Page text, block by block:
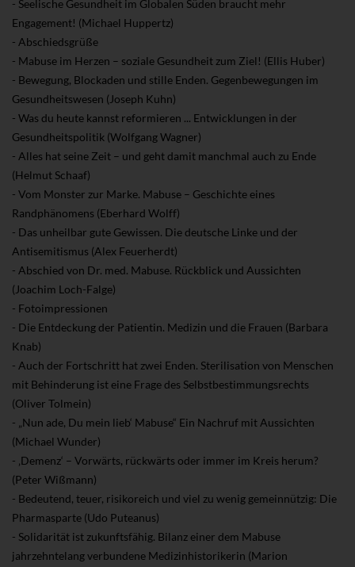
- Seelische Gesundheit im Globalen Süden braucht mehr
Engagement! (Michael Huppertz)
- Abschiedsgrüße
- Mabuse im Herzen – soziale Gesundheit zum Ziel! (Ellis Huber)
- Bewegung, Blockaden und stille Enden. Gegenbewegungen im
Gesundheitswesen (Joseph Kuhn)
- Was du heute kannst reformieren ... Entwicklungen in der
Gesundheitspolitik (Wolfgang Wagner)
- Alles hat seine Zeit – und geht damit manchmal auch zu Ende
(Helmut Schaaf)
- Vom Monster zur Marke. Mabuse – Geschichte eines
Randphänomens (Eberhard Wolff)
- Das unheilbar gute Gewissen. Die deutsche Linke und der
Antisemitismus (Alex Feuerherdt)
- Abschied von Dr. med. Mabuse. Rückblick und Aussichten
(Joachim Loch-Falge)
- Fotoimpressionen
- Die Entdeckung der Patientin. Medizin und die Frauen (Barbara
Knab)
- Auch der Fortschritt hat zwei Enden. Sterilisation von Menschen
mit Behinderung ist eine Frage des Selbstbestimmungsrechts
(Oliver Tolmein)
- „Nun ade, Du mein lieb‘ Mabuse“ Ein Nachruf mit Aussichten
(Michael Wunder)
- ‚Demenz‘ – Vorwärts, rückwärts oder immer im Kreis herum?
(Peter Wißmann)
- Bedeutend, teuer, risikoreich und viel zu wenig gemeinnützig: Die
Pharmasparte (Udo Puteanus)
- Solidarität ist zukunftsfähig. Bilanz einer dem Mabuse
jahrzehntelang verbundene Medizinhistorikerin (Marion